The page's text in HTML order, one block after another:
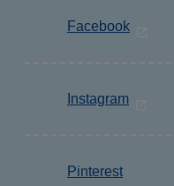
Facebook
Instagram
Pinterest